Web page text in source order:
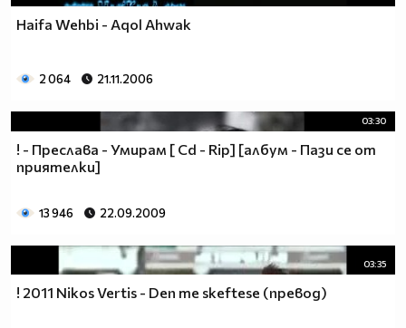
Haifa Wehbi - Aqol Ahwak
2 064 21.11.2006
03:30
! - Преслава - Умирам [ Cd - Rip] [албум - Пази се от
приятелки]
13 946 22.09.2009
03:35
! 2011 Nikos Vertis - Den me skeftese (превод)